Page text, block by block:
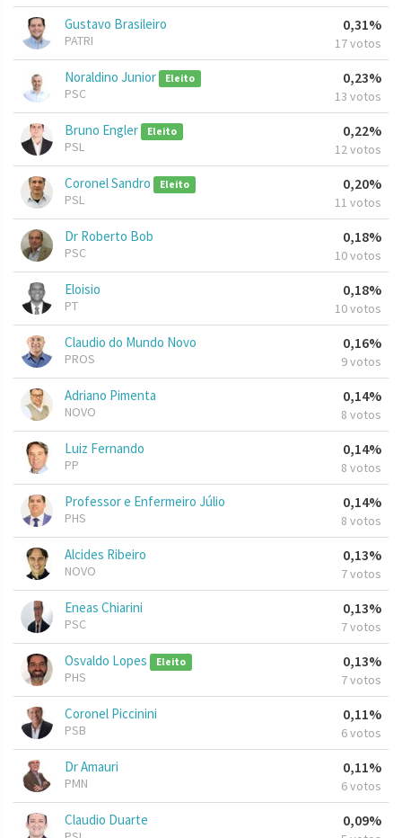
Gustavo Brasileiro
PATRI
0,31%
17 votos
Noraldino Junior Eleito
PSC
0,23%
13 votos
Bruno Engler Eleito
PSL
0,22%
12 votos
Coronel Sandro Eleito
PSL
0,20%
11 votos
Dr Roberto Bob
PSC
0,18%
10 votos
Eloisio
PT
0,18%
10 votos
Claudio do Mundo Novo
PROS
0,16%
9 votos
Adriano Pimenta
NOVO
0,14%
8 votos
Luiz Fernando
PP
0,14%
8 votos
Professor e Enfermeiro Júlio
PHS
0,14%
8 votos
Alcides Ribeiro
NOVO
0,13%
7 votos
Eneas Chiarini
PSC
0,13%
7 votos
Osvaldo Lopes Eleito
PHS
0,13%
7 votos
Coronel Piccinini
PSB
0,11%
6 votos
Dr Amauri
PMN
0,11%
6 votos
Claudio Duarte 0,09%